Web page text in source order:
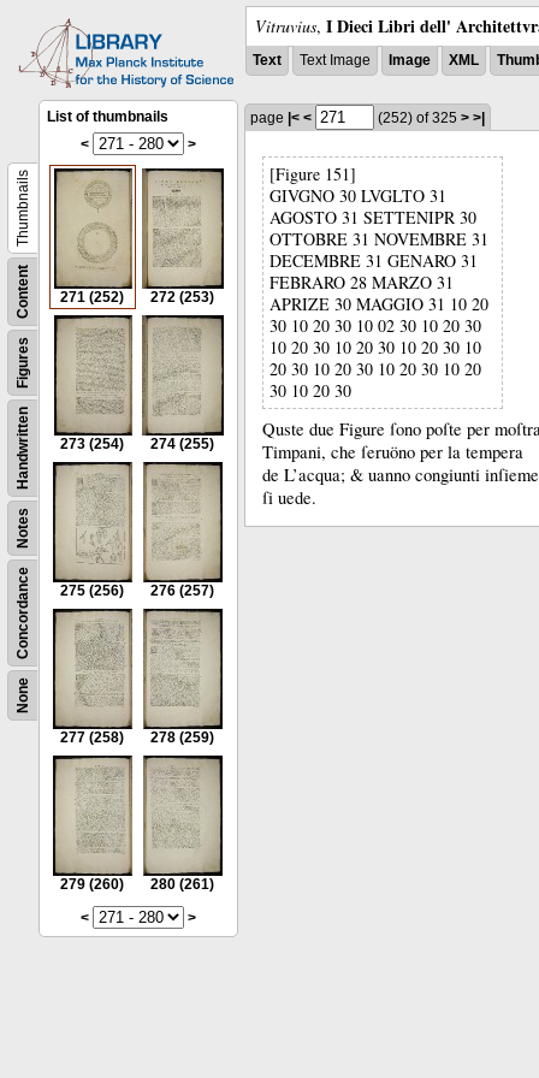
Vitruvius, I Dieci Libri dell'
Text Text Image Image XML
None
Concordance
Notes
Handwritten
Figures
Content
Thumbnails
List of thumbnails
<
>
271 (252) 272 (253)
273 (254) 274 (255)
275 (256) 276 (257)
277 (258) 278 (259)
279 (260) 280 (261)
<
>
page |< < (252) of 325 > >|
[Figure 151]
GIVGNO 30 LVGLTO 31
AGOSTO 31 SETTENIPR 30
OTTOBRE 31 NOVEMBRE 31
DECEMBRE 31 GENARO 31
FEBRARO 28 MARZO 31
APRIZE 30 MAGGIO 31 10 20
30 10 20 30 10 02 30 10 20 30
10 20 30 10 20 30 10 20 30 10
20 30 10 20 30 10 20 30 10 20
30 10 20 30
Quste due Figure ſono poſte per
Timpani, che ſeruöno per la tempera
de L’acqua; & uanno congiunti
ſi uede.